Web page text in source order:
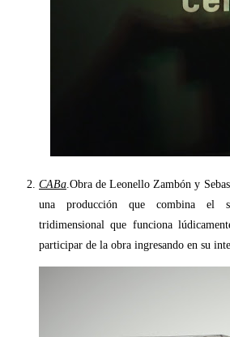
CABa.Obra de Leonello Zambón y
una producción que combina el
tridimensional que funciona
participar de la obra ingresando en su